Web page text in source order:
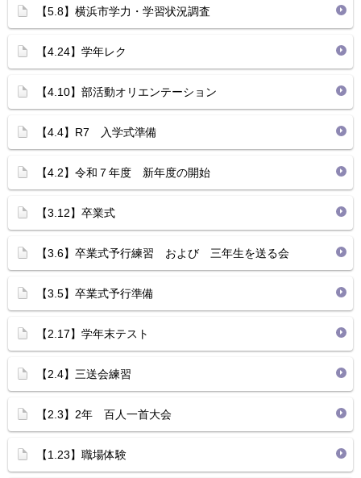
【5.8】横浜市学力・学習状況調査
【4.24】学年レク
【4.10】部活動オリエンテーション
【4.4】R7 入学式準備
【4.2】令和７年度 新年度の開始
【3.12】卒業式
【3.6】卒業式予行練習 および 三年生を送る会
【3.5】卒業式予行準備
【2.17】学年末テスト
【2.4】三送会練習
【2.3】2年 百人一首大会
【1.23】職場体験